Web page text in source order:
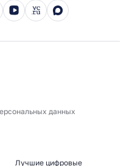
данных
Лучшие цифровые